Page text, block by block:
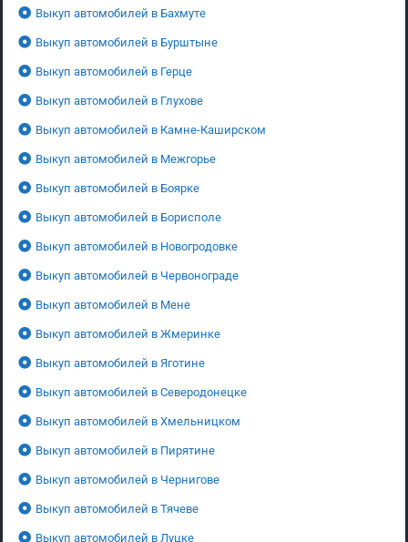
Выкуп автомобилей в Бахмуте
Выкуп автомобилей в Бурштыне
Выкуп автомобилей в Герце
Выкуп автомобилей в Глухове
Выкуп автомобилей в Камне-Каширском
Выкуп автомобилей в Межгорье
Выкуп автомобилей в Боярке
Выкуп автомобилей в Борисполе
Выкуп автомобилей в Новогродовке
Выкуп автомобилей в Червонограде
Выкуп автомобилей в Мене
Выкуп автомобилей в Жмеринке
Выкуп автомобилей в Яготине
Выкуп автомобилей в Северодонецке
Выкуп автомобилей в Хмельницком
Выкуп автомобилей в Пирятине
Выкуп автомобилей в Чернигове
Выкуп автомобилей в Тячеве
Выкуп автомобилей в Луцке